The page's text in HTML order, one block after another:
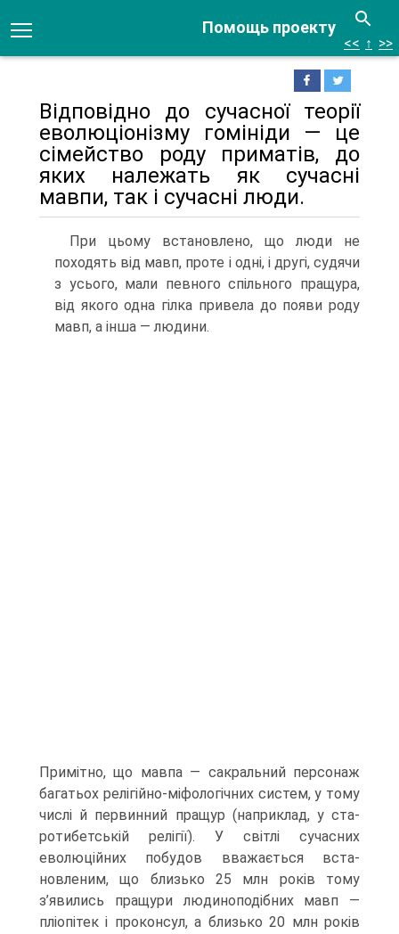
Помощь проекту
<< ↑ >>
Відповідно до сучасної теорії
еволюціонізму гомініди — це
сімейство роду при­матів, до
яких належать як сучасні
мавпи, так і сучасні люди.
При цьому вста­новлено, що люди не
походять від мавп, проте і одні, і другі, судячи
з усього, мали певного спільного пращура,
від якого одна гілка привела до появи роду
мавп, а інша — людини.
Примітно, що мавпа — сакральний персонаж
багатьох релі­гійно-міфологічних систем, у тому
числі й первинний пращур (наприклад, у ста-
ротибетській релігії). У світлі сучасних
еволюційних побудов вважається вста­
новленим, що близько 25 млн років тому
з’явились пращури людиноподібних мавп —
пліопітек і проконсул, а близько 20 млн років